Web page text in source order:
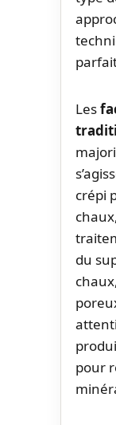
Les
crépi
du
pour